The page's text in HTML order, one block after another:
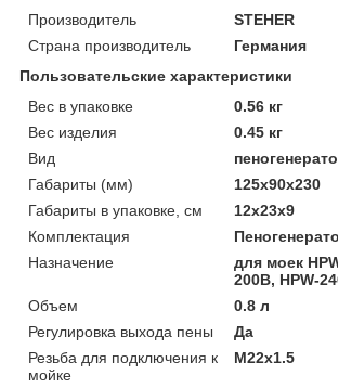
Производитель
STEHER
Страна производитель
Германия
Пользовательские характеристики
Вес в упаковке
0.56 кг
Вес изделия
0.45 кг
Вид
Габариты (мм)
125х90х230
Габариты в упаковке, см
12х23х9
Комплектация
Назначение
для моек
200B, HPW-
Объем
0.8 л
Регулировка выхода пены
Да
Резьба для подключения к
мойке
М22х1.5